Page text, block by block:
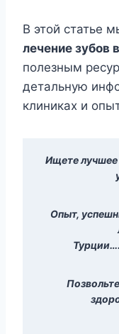
В этой статье
лечение зубов
полезным
детальную
клиниках и
Ищете лучшее
Опыт,